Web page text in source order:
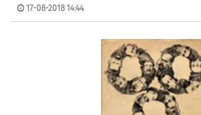
17-08-2018 14:44